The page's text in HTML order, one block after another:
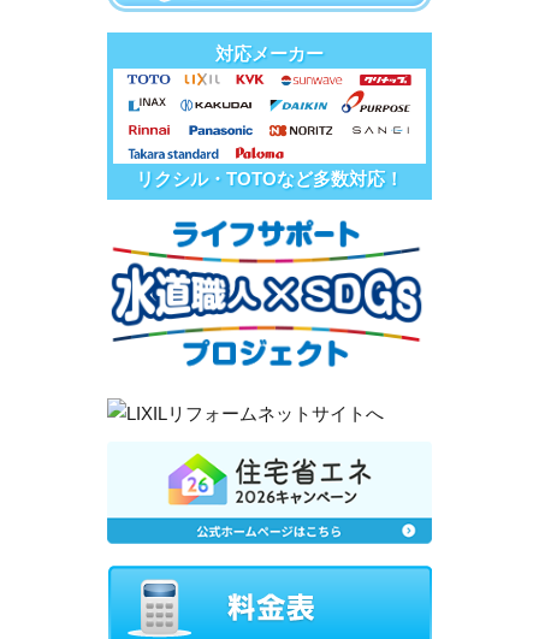
対応メーカー
リクシル・TOTOなど多数対応！